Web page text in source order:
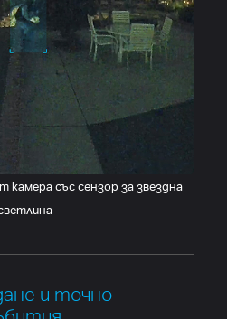
камера със сензор за звездна
и точно